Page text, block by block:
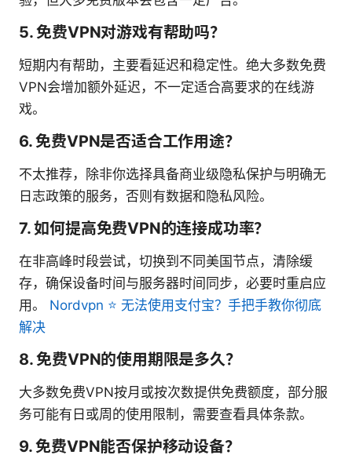
5. 免费VPN对游戏有帮助吗？
短期内有帮助，主要看延迟和稳定性。绝大多数免费
VPN会增加额外延迟，不一定适合高要求的在线游
戏。
6. 免费VPN是否适合工作用途？
不太推荐，除非你选择具备商业级隐私保护与明确无
日志政策的服务，否则有数据和隐私风险。
7. 如何提高免费VPN的连接成功率？
在非高峰时段尝试，切换到不同美国节点，清除缓
存，确保设备时间与服务器时间同步，必要时重启应
用。 Nordvpn ⭐ 无法使用支付宝？手把手教你彻底
解决
8. 免费VPN的使用期限是多久？
大多数免费VPN按月或按次数提供免费额度，部分服
务可能有日或周的使用限制，需要查看具体条款。
9. 免费VPN能否保护移动设备？